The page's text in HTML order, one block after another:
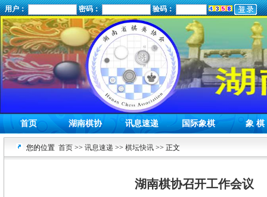
用户： 密码： 验码：
首页 湖南棋协 讯息速递 国际象棋 象 棋
您的位置 首页 >> 讯息速递 >> 棋坛快讯 >> 正文
湖南棋协召开工作会议